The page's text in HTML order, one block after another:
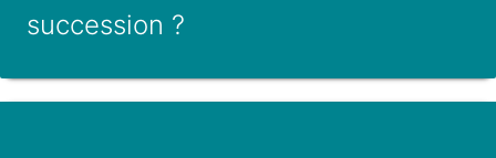
succession ?